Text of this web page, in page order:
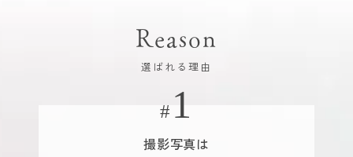
Reason
選ばれる理由
撮影写真は